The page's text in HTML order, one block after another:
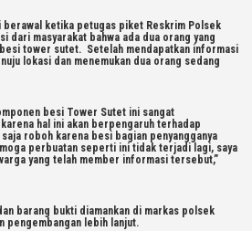
berawal ketika petugas piket Reskrim Polsek
dari masyarakat bahwa ada dua orang yang
tower sutet. Setelah mendapatkan informasi
lokasi dan menemukan dua orang sedang
besi Tower Sutet ini sangat
hal ini akan berpengaruh terhadap
roboh karena besi bagian penyangganya
perbuatan seperti ini tidak terjadi lagi, saya
yang telah member informasi tersebut,”
barang bukti diamankan di markas polsek
pengembangan lebih lanjut.